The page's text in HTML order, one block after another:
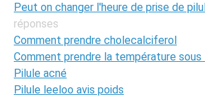
Peut on changer l'heure de prise de
réponses
Comment prendre cholecalciferol
Comment prendre la température sous
Pilule acné
Pilule leeloo avis poids